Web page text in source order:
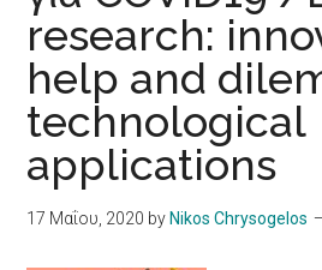
research:
help and
technological
applications
17 Μαΐου, 2020 by Nikos Chrysogelos